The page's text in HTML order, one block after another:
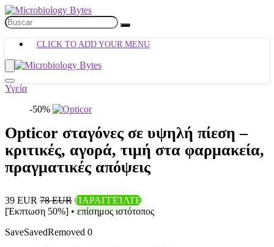
CLICK TO ADD YOUR MENU
Υγεία
-50%
Opticor σταγόνες σε υψηλή πίεση –
κριτικές, αγορά, τιμή στα φαρμακεία,
πραγματικές απόψεις
39 EUR 78 EUR ΠΑΡΑΓΓΕΊΛΤΕ
[Έκπτωση 50%] • επίσημος ιστότοπος
SaveSavedRemoved 0